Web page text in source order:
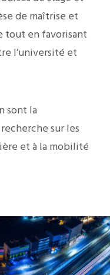
de maîtrise et
tout en favorisant
l’université et
sont la
sur les
et à la mobilité